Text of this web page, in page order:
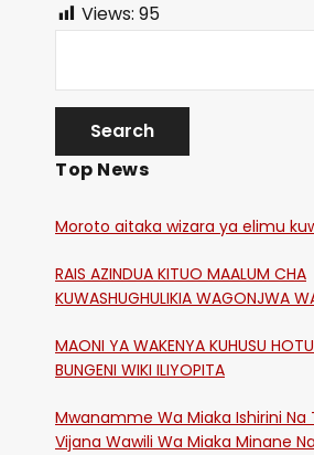
Views: 95
Top News
Moroto aitaka wizara ya elimu
RAIS AZINDUA KITUO MAALUM CHA
KUWASHUGHULIKIA WAGONJWA
MAONI YA WAKENYA KUHUSU HOTUBA YAKE RAIS
BUNGENI WIKI ILIYOPITA
Mwanamme Wa Miaka Ishirini Na
Vijana Wawili Wa Miaka Minane